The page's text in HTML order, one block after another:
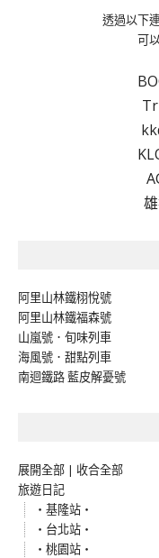
透過以下
可
阿里山林鐵栩悅號
阿里山林鐵福森號
山嵐號．旬味列車
海風號．甜點列車
南迴鐵路 藍皮解憂號
展開全部 | 收合全部
旅遊日記
‧基隆站‧
‧台北站‧
‧桃園站‧